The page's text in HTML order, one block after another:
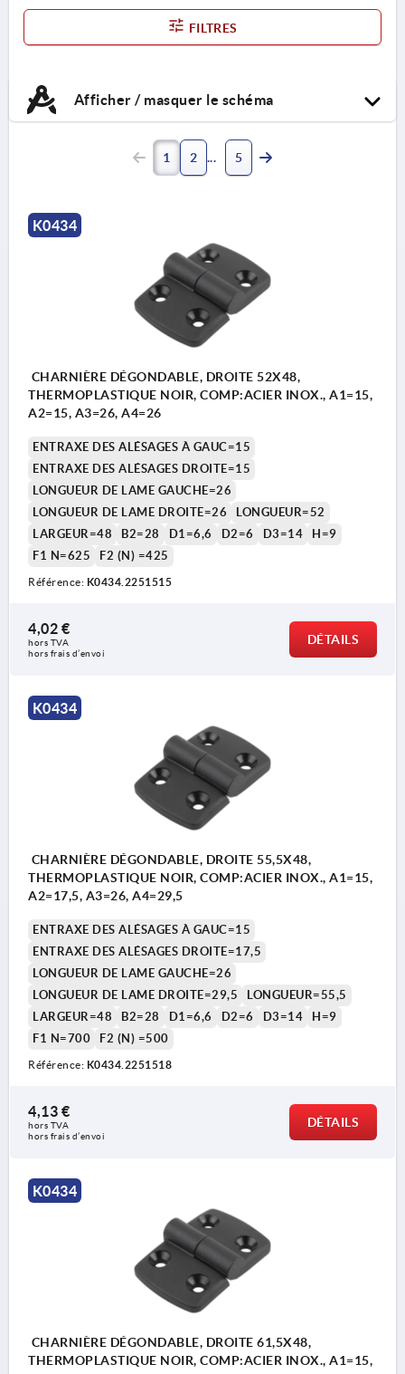
FILTRES
Afficher / masquer le schéma
1 2 5
K0434
CHARNIÈRE DÉGONDABLE, DROITE 52X48,
THERMOPLASTIQUE NOIR, COMP:ACIER INOX., A1=15,
A2=15, A3=26, A4=26
ENTRAXE DES ALÉSAGES À GAUC=15
ENTRAXE DES ALÉSAGES DROITE=15
LONGUEUR DE LAME GAUCHE=26
LONGUEUR DE LAME DROITE=26
LONGUEUR=52
LARGEUR=48
B2=28 D1=6,6 D2=6 D3=14
H=9
F1 N=625
F2 (N) =425
Référence: K0434.2251515
4,02 €
hors TVA
hors frais d’envoi
DÉTAILS
K0434
CHARNIÈRE DÉGONDABLE, DROITE 55,5X48,
THERMOPLASTIQUE NOIR, COMP:ACIER INOX., A1=15,
A2=17,5, A3=26, A4=29,5
ENTRAXE DES ALÉSAGES À GAUC=15
ENTRAXE DES ALÉSAGES DROITE=17,5
LONGUEUR DE LAME GAUCHE=26
LONGUEUR DE LAME DROITE=29,5
LONGUEUR=55,5
LARGEUR=48
B2=28 D1=6,6 D2=6 D3=14
H=9
F1 N=700
F2 (N) =500
Référence: K0434.2251518
4,13 €
hors TVA
hors frais d’envoi
DÉTAILS
K0434
CHARNIÈRE DÉGONDABLE, DROITE 61,5X48,
THERMOPLASTIQUE NOIR, COMP:ACIER INOX., A1=15,